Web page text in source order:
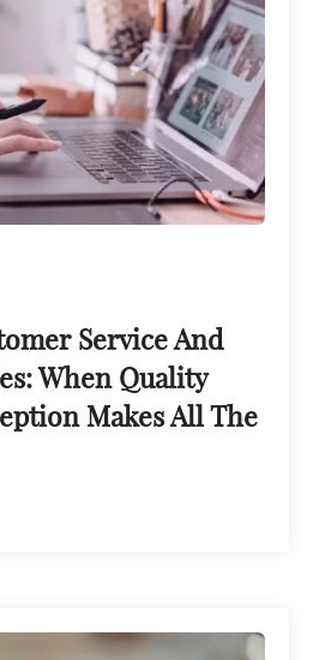
Service And
When Quality
Makes All The